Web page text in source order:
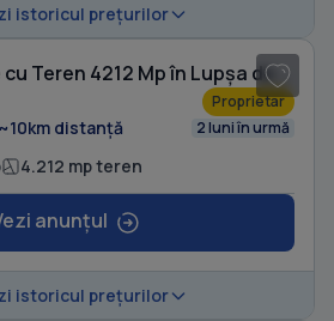
istoricul prețurilor
Casă cu 4 camere cu Teren 4212 Mp în Lupșa de Sus
Proprietar
distanță 2 luni în urmă
4.212 mp teren
anunțul
istoricul prețurilor